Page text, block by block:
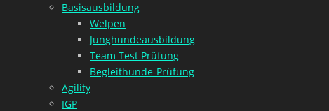
Basisausbildung
Welpen
Junghundeausbildung
Team Test Prüfung
Begleithunde-Prüfung
Agility
IGP